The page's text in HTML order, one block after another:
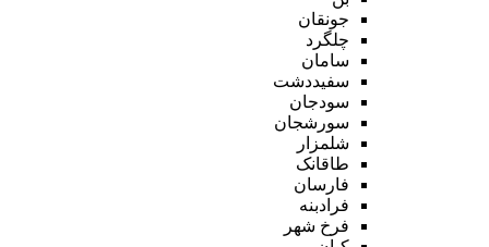
جونقان
چلگرد
سامان
سفیددشت
سودجان
سورشجان
شلمزار
طاقانک
فارسان
فرادبنه
فرخ شهر